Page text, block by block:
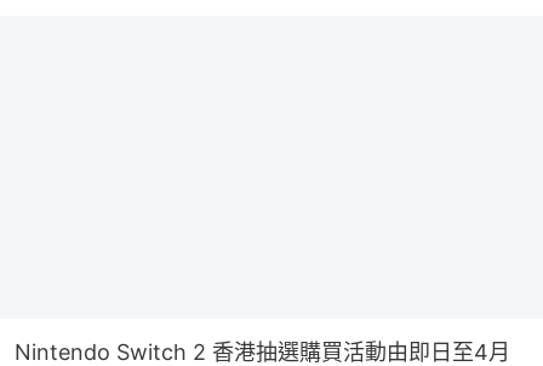
Nintendo Switch 2 香港抽選購買活動由即日至4月